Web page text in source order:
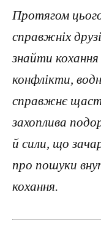
Протягом
справжніх
знайти кохання
конфлікти,
справжнє
захоплива
й сили, що
про пошуки
кохання.